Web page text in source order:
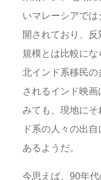
いマレーシアで
開されており、
規模とは比較にな
北インド系移民
されるインド映
みても、現地に
ド系の人々の出
あるようだ。
今思えば、90年